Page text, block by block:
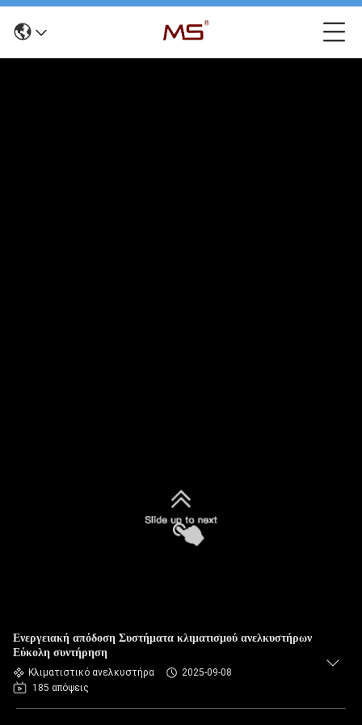
Ενεργειακή απόδοση Συστήματα κλιματισμού ανελκυστήρων
Εύκολη συντήρηση
Κλιματιστικό ανελκυστήρα
2025-09-08
185 απόψεις